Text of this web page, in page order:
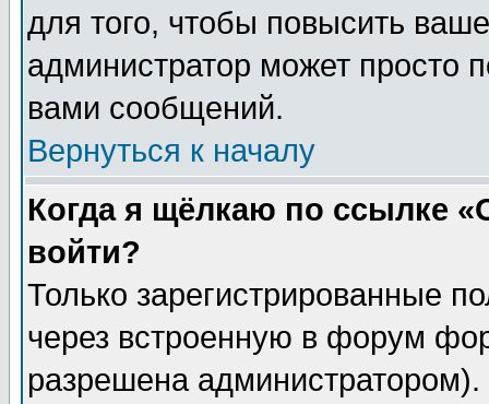
для того, чтобы повысить
администратор может просто
вами сообщений.
Вернуться к началу
Когда я щёлкаю по ссылке
войти?
Только зарегистрированные
через встроенную в форум
разрешена